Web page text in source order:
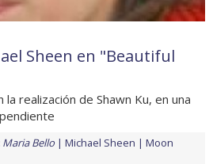
Sheen en "Beautiful
realización de Shawn Ku, en una
Maria Bello Michael Sheen
Moon